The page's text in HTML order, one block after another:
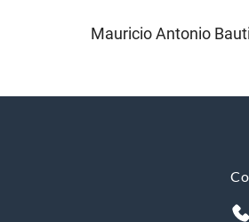
Mauricio Antonio